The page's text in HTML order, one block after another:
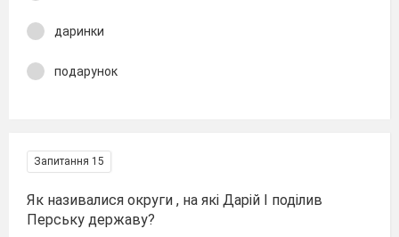
даринки
подарунок
Запитання 15
Як називалися округи , на які Дарій І поділив
Перську державу?